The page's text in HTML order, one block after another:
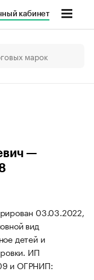
кабинет
—
03.03.2022,
вид
детей и
ИП
и ОГРНИП: